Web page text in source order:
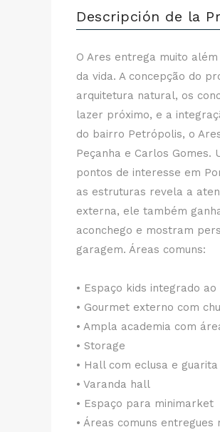
Descripción de la
O Ares entrega muito
da vida. A concepção do
arquitetura natural, os
lazer próximo, e a
do bairro Petrópolis, o
Peçanha e Carlos
pontos de interesse em
as estruturas revela a
externa, ele também
aconchego e mostram
garagem. Áreas comuns:
• Espaço kids integrado
• Gourmet externo com
• Ampla academia com
• Storage
• Hall com eclusa e
• Varanda hall
• Espaço para minimarket
• Áreas comuns entregues